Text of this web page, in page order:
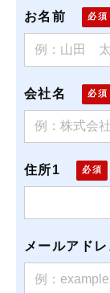
お名前
会社名
住所1
メールアドレ